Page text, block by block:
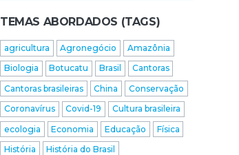
TEMAS ABORDADOS (TAGS)
agricultura Agronegócio
Amazônia
Biologia
Botucatu Brasil
Cantoras
Cantoras brasileiras
China
Conservação
Coronavírus
Covid-19
Cultura brasileira
ecologia
Economia Educação
Física
História
História do Brasil